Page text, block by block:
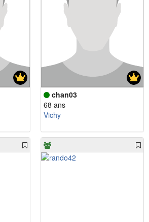
chan03
68 ans
Vichy